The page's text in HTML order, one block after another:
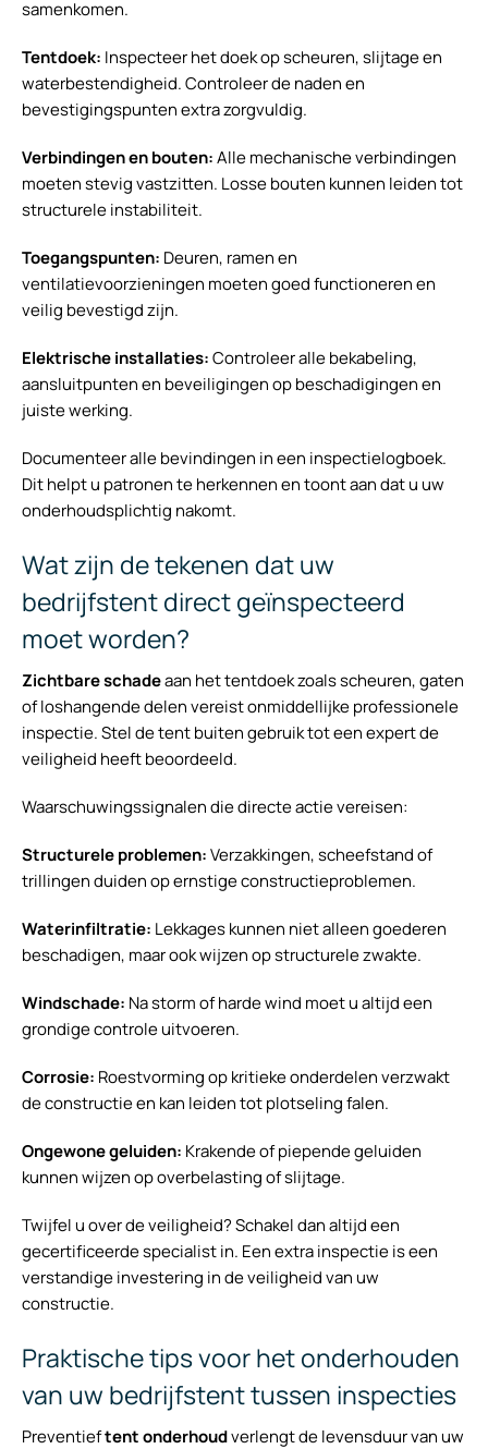
samenkomen.
Tentdoek: Inspecteer het doek op scheuren, slijtage en
waterbestendigheid. Controleer de naden en
bevestigingspunten extra zorgvuldig.
Verbindingen en bouten:Alle mechanische verbindingen
moeten stevig vastzitten. Losse bouten kunnen leiden tot
structurele instabiliteit.
Toegangspunten: Deuren, ramen en
ventilatievoorzieningen moeten goed functioneren en
veilig bevestigd zijn.
Elektrische installaties:Controleer alle bekabeling,
aansluitpunten en beveiligingen op beschadigingen en
juiste werking.
Documenteer alle bevindingen in een inspectielogboek.
Dit helpt u patronen te herkennen en toont aan dat u uw
onderhoudsplichtig nakomt.
Wat zijn de tekenen dat uw
bedrijfstent direct geïnspecteerd
moet worden?
Zichtbare schadeaan het tentdoek zoals scheuren, gaten
of loshangende delen vereist onmiddellijke professionele
inspectie. Stel de tent buiten gebruik tot een expert de
veiligheid heeft beoordeeld.
Waarschuwingssignalen die directe actie vereisen:
Structurele problemen:Verzakkingen, scheefstand of
trillingen duiden op ernstige constructieproblemen.
Waterinfiltratie: Lekkages kunnen niet alleen goederen
beschadigen, maar ook wijzen op structurele zwakte.
Windschade: Na storm of harde wind moet u altijd een
grondige controle uitvoeren.
Corrosie: Roestvorming op kritieke onderdelen verzwakt
de constructie en kan leiden tot plotseling falen.
Ongewone geluiden: Krakende of piepende geluiden
kunnen wijzen op overbelasting of slijtage.
Twijfel u over de veiligheid? Schakel dan altijd een
gecertificeerde specialist in. Een extra inspectie is een
verstandige investering in de veiligheid van uw
constructie.
Praktische tips voor het onderhouden
van uw bedrijfstent tussen inspecties
Preventieftent onderhoudverlengt de levensduur van uw